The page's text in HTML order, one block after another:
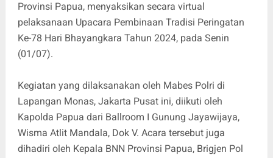
Provinsi Papua, menyaksikan secara virtual
pelaksanaan Upacara Pembinaan Tradisi Peringatan
Ke-78 Hari Bhayangkara Tahun 2024, pada Senin
(01/07).
Kegiatan yang dilaksanakan oleh Mabes Polri di
Lapangan Monas, Jakarta Pusat ini, diikuti oleh
Kapolda Papua dari Ballroom I Gunung Jayawijaya,
Wisma Atlit Mandala, Dok V. Acara tersebut juga
dihadiri oleh Kepala BNN Provinsi Papua, Brigjen Pol